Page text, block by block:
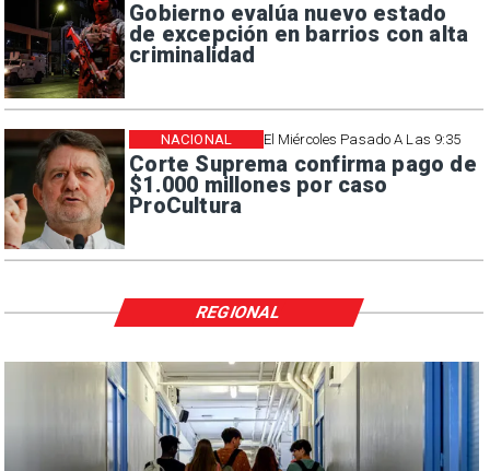
Gobierno evalúa nuevo estado
de excepción en barrios con alta
criminalidad
El Miércoles Pasado A Las 9:35
Corte Suprema confirma pago de
$1.000 millones por caso
ProCultura
NACIONAL
REGIONAL